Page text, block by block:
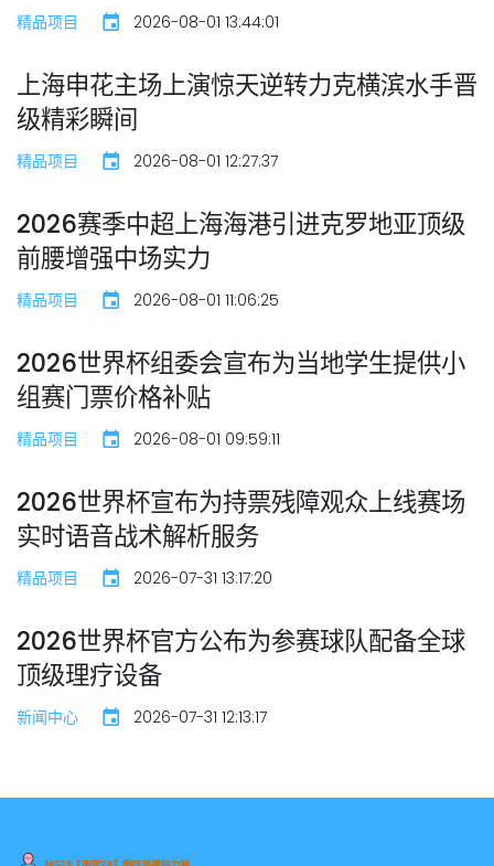
精品项目 2026-08-01 13:44:01
上海申花主场上演惊天逆转力克横滨水手晋
级精彩瞬间
精品项目 2026-08-01 12:27:37
2026赛季中超上海海港引进克罗地亚顶级
前腰增强中场实力
精品项目 2026-08-01 11:06:25
2026世界杯组委会宣布为当地学生提供小
组赛门票价格补贴
精品项目 2026-08-01 09:59:11
2026世界杯宣布为持票残障观众上线赛场
实时语音战术解析服务
精品项目 2026-07-31 13:17:20
2026世界杯官方公布为参赛球队配备全球
顶级理疗设备
新闻中心 2026-07-31 12:13:17